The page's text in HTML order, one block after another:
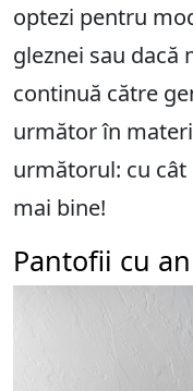
optezi pentru
gleznei sau dacă
continuă către
următor în
următorul: cu
mai bine!
Pantofii cu